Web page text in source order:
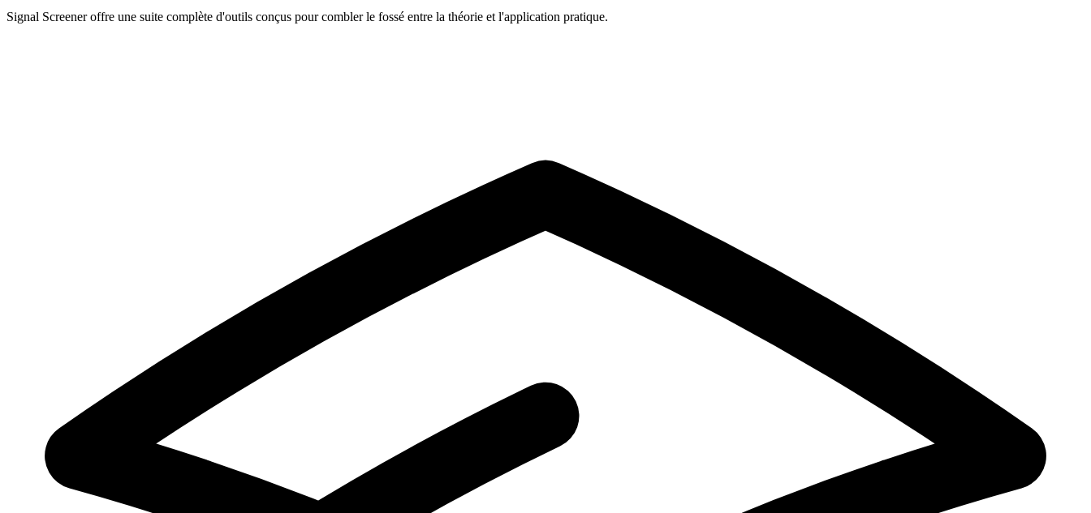
Signal Screener offre une suite complète d'outils conçus pour combler le fossé entre la théorie et l'application pratique.